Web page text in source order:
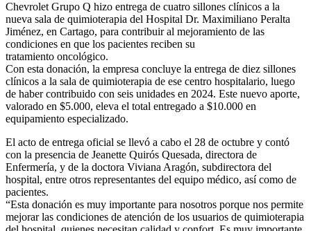
Chevrolet Grupo Q hizo entrega de cuatro sillones clínicos a la
nueva sala de quimioterapia del Hospital Dr. Maximiliano Peralta
Jiménez, en Cartago, para contribuir al mejoramiento de las
condiciones en que los pacientes reciben su
tratamiento oncológico.
Con esta donación, la empresa concluye la entrega de diez sillones
clínicos a la sala de quimioterapia de ese centro hospitalario, luego
de haber contribuido con seis unidades en 2024. Este nuevo aporte,
valorado en $5.000, eleva el total entregado a $10.000 en
equipamiento especializado.
El acto de entrega oficial se llevó a cabo el 28 de octubre y contó
con la presencia de Jeanette Quirós Quesada, directora de
Enfermería, y de la doctora Viviana Aragón, subdirectora del
hospital, entre otros representantes del equipo médico, así como de
pacientes.
“Esta donación es muy importante para nosotros porque nos permite
mejorar las condiciones de atención de los usuarios de quimioterapia